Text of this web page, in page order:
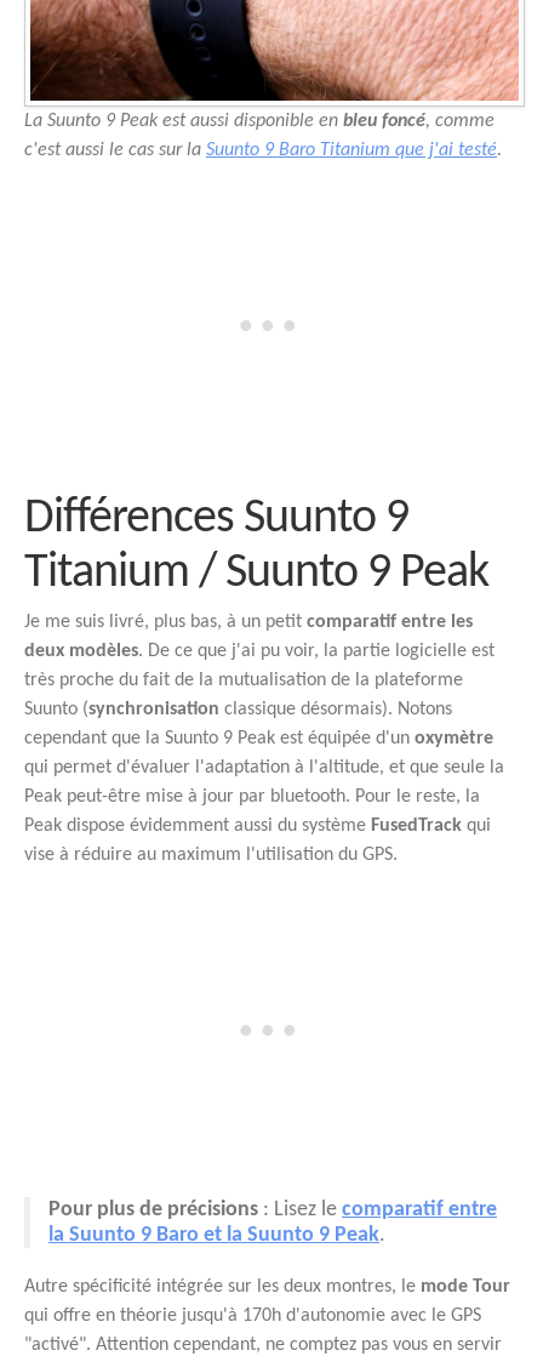
La Suunto 9 Peak est aussi disponible en bleu foncé, comme
c'est aussi le cas sur la Suunto 9 Baro Titanium que j'ai testé.
Différences Suunto 9
Titanium / Suunto 9 Peak
Je me suis livré, plus bas, à un petit comparatif entre les
deux modèles. De ce que j'ai pu voir, la partie logicielle est
très proche du fait de la mutualisation de la plateforme
Suunto (synchronisation classique désormais). Notons
cependant que la Suunto 9 Peak est équipée d'un oxymètre
qui permet d'évaluer l'adaptation à l'altitude, et que seule la
Peak peut-être mise à jour par bluetooth. Pour le reste, la
Peak dispose évidemment aussi du système FusedTrack qui
vise à réduire au maximum l'utilisation du GPS.
Pour plus de précisions : Lisez le comparatif entre
la Suunto 9 Baro et la Suunto 9 Peak.
Autre spécificité intégrée sur les deux montres, le mode Tour
qui offre en théorie jusqu'à 170h d'autonomie avec le GPS
"activé". Attention cependant, ne comptez pas vous en servir